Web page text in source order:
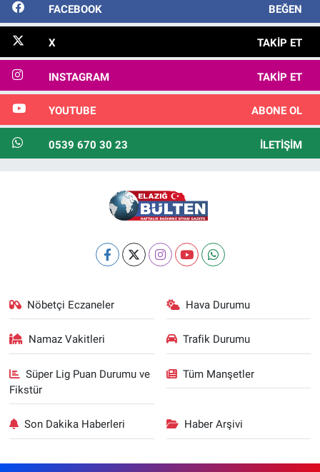
FACEBOOK BEĞEN
X TAKIP ET
INSTAGRAM TAKIP ET
YOUTUBE ABONE OL
0539 670 30 23 İLETIŞIM
Nöbetçi Eczaneler Hava Durumu
Namaz Vakitleri Trafik Durumu
Süper Lig Puan Durumu ve
Fikstür
Tüm Manşetler
Son Dakika Haberleri Haber Arşivi